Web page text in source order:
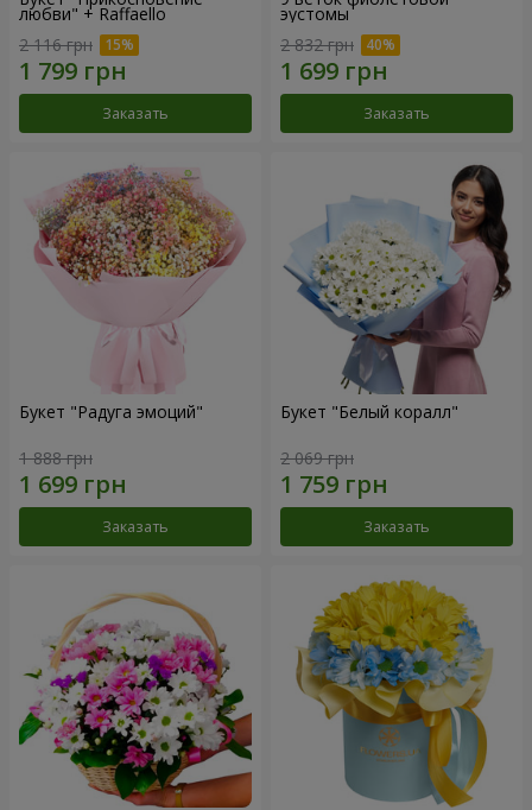
любви" + Raffaello
2 116 грн
Заказать
эустомы
2 832 грн
Заказать
Букет "Радуга эмоций"
1 888 грн
Заказать
Букет "Белый коралл"
2 069 грн
Заказать